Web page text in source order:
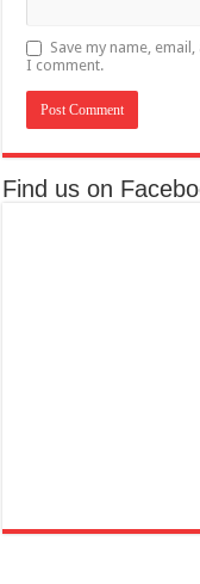
Save my name,
I comment.
Find us on